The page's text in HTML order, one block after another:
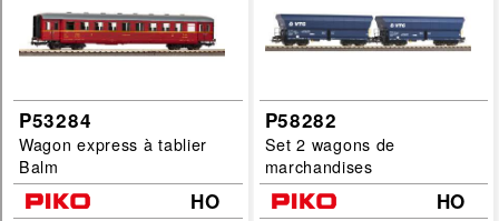
P53284
Wagon express à tablier
Balm
HO
P58282
Set 2 wagons de
marchandises
HO